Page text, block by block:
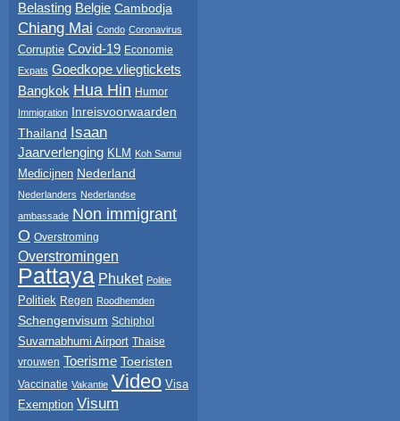
Belasting Belgie Cambodja
Chiang Mai Condo Coronavirus
Corruptie Covid-19 Economie
Expats Goedkope vliegtickets
Bangkok Hua Hin Humor
Immigration Inreisvoorwaarden
Thailand Isaan
Jaarverlenging KLM Koh Samui
Medicijnen Nederland
Nederlanders Nederlandse
ambassade Non immigrant
O Overstroming
Overstromingen
Pattaya Phuket Politie
Politiek Regen Roodhemden
Schengenvisum Schiphol
Suvarnabhumi Airport Thaise
vrouwen Toerisme Toeristen
Vaccinatie Vakantie Video Visa
Exemption Visum